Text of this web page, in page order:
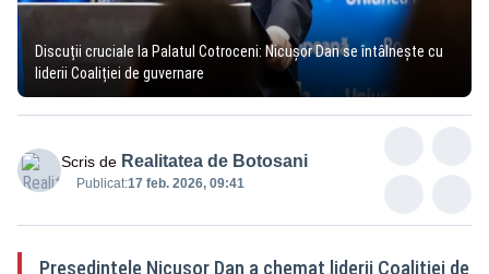
Discuții cruciale la Palatul Cotroceni: Nicușor Dan se întâlnește cu
liderii Coaliției de guvernare
Scris de Realitatea de Botosani
Publicat:17 feb. 2026, 09:41
Președintele Nicușor Dan a chemat liderii Coaliției de